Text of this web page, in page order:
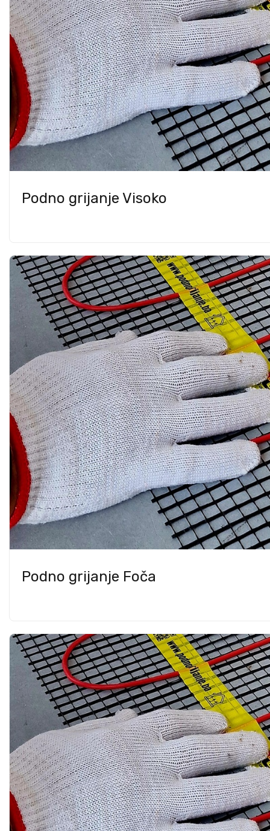
Podno grijanje Visoko
Podno grijanje Foča